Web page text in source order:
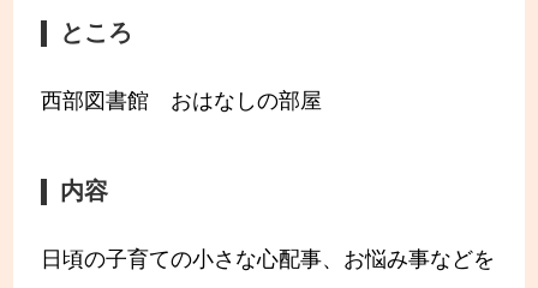
ところ
西部図書館 おはなしの部屋
内容
日頃の子育ての小さな心配事、お悩み事などを